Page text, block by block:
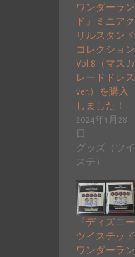
ワンダーラン
ド』ミニアク
リルスタンド
コレクション
Vol.8（マスカ
レードドレス
ver.）を購入
しました！
2024年1月28
日
グッズ（ツイ
ステ）
『ディズニー
ツイステッド
ワンダーラン